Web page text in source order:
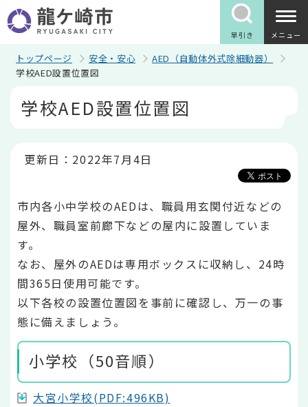
の
ペ
早引き メニュー
トップページ 安全・安心
AED（自動体外式除細動器）
学校AED設置位置図
学校AED設置位置図
更新日：2022年7月4日
市内各小中学校のAEDは、職員用玄関付近などの
屋外、職員室前廊下などの屋内に設置していま
す。
なお、屋外のAEDは専用ボックスに収納し、24時
間365日使用可能です。
以下各校の設置位置図を事前に確認し、万一の事
態に備えましょう。
小学校（50音順）
大宮小学校(PDF:496KB)